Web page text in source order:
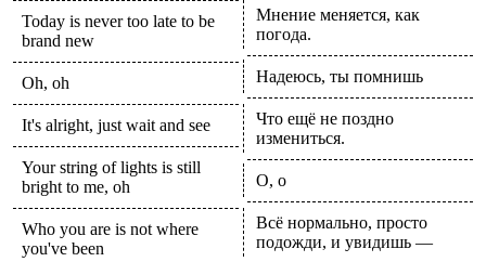
Today is never too late to be
brand new
Oh, oh
It's alright, just wait and see
Your string of lights is still
bright to me, oh
Who you are is not where
you've been
Мнение меняется, как
погода.
Надеюсь, ты помнишь
Что ещё не поздно
измениться.
О, о
Всё нормально, просто
подожди, и увидишь —